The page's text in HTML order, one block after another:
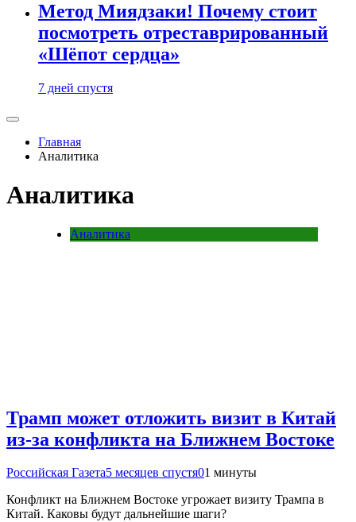
Метод Миядзаки! Почему стоит
посмотреть отреставрированный
«Шёпот сердца»
7 дней спустя
Главная
Аналитика
Аналитика
Аналитика
Трамп может отложить визит в Китай
из-за конфликта на Ближнем Востоке
Российская Газета5 месяцев спустя01 минуты
Конфликт на Ближнем Востоке угрожает визиту Трампа в
Китай. Каковы будут дальнейшие шаги?